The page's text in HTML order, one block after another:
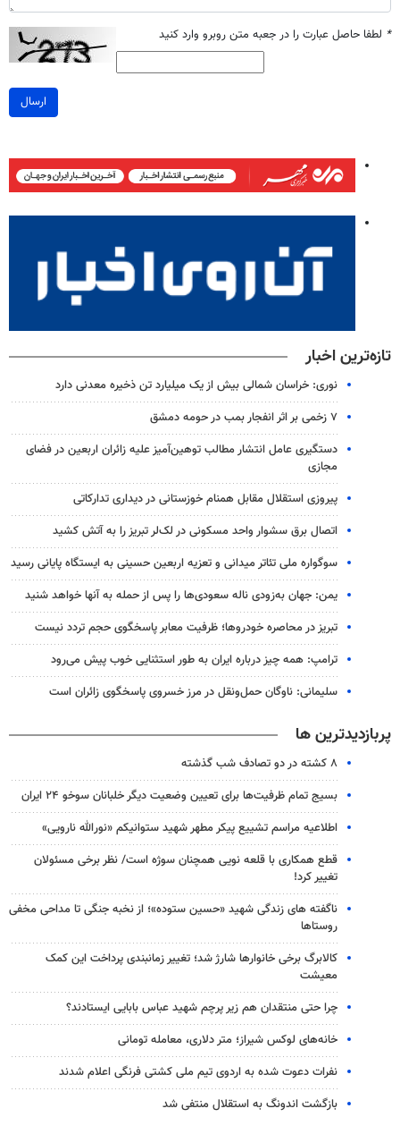
* لطفا حاصل عبارت را در جعبه متن روبرو وارد کنید
ارسال
تازه‌ترین اخبار
نوری: خراسان شمالی بیش از یک میلیارد تن ذخیره معدنی دارد
۷ زخمی بر اثر انفجار بمب در حومه دمشق
دستگیری عامل انتشار مطالب توهین‌آمیز علیه زائران اربعین در فضای
مجازی
پیروزی استقلال مقابل همنام خوزستانی در دیداری تدارکاتی
اتصال برق سشوار واحد مسکونی در لک‌لر تبریز را به آتش کشید
سوگواره ملی تئاتر میدانی و تعزیه اربعین حسینی به ایستگاه پایانی رسید
یمن: جهان به‌زودی ناله سعودی‌ها را پس از حمله به آنها خواهد شنید
تبریز در محاصره خودروها؛ ظرفیت معابر پاسخگوی حجم تردد نیست
ترامپ: همه چیز درباره ایران به طور استثنایی خوب پیش می‌رود
سلیمانی: ناوگان حمل‌ونقل در مرز خسروی پاسخگوی زائران است
پربازدیدترین ها
۸ کشته در دو تصادف شب گذشته
بسیج تمام ظرفیت‌ها برای تعیین وضعیت دیگر خلبانان سوخو ۲۴ ایران
اطلاعیه مراسم تشییع پیکر مطهر شهید ستوانیکم «نورالله نارویی»
قطع همکاری با قلعه نویی همچنان سوژه است/ نظر برخی مسئولان
تغییر کرد!
ناگفته های زندگی شهید «حسین ستوده»؛ از نخبه جنگی تا مداحی مخفی
روستاها
کالابرگ برخی خانوارها شارژ شد؛ تغییر زمانبندی پرداخت این کمک
معیشت
چرا حتی منتقدان هم زیر پرچم شهید عباس بابایی ایستادند؟
خانه‌های لوکس شیراز؛ متر دلاری، معامله تومانی
نفرات دعوت شده به اردوی تیم ملی کشتی فرنگی اعلام شدند
بازگشت اندونگ به استقلال منتفی شد